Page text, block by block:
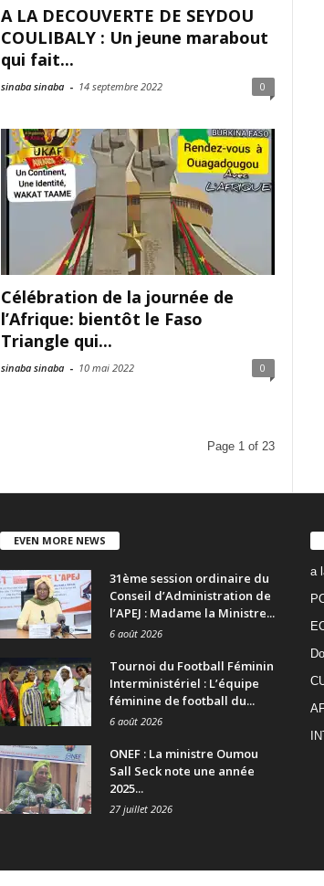
A LA DECOUVERTE DE SEYDOU
COULIBALY : Un jeune marabout
qui fait...
sinaba sinaba - 14 septembre 2022 0
Célébration de la journée de
l’Afrique: bientôt le Faso
Triangle qui...
sinaba sinaba - 10 mai 2022 0
Page 1 of 23
EVEN MORE NEWS
31ème session ordinaire du
Conseil d’Administration de
l’APEJ : Madame la Ministre...
6 août 2026
Tournoi du Football Féminin
Interministériel : L’équipe
féminine de football du...
6 août 2026
ONEF : La ministre Oumou
Sall Seck note une année
2025...
27 juillet 2026
a